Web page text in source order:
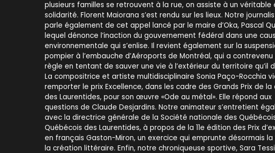
plusieurs familles se retrouvent à la rue, on assiste à un véritable
solidarité. Florent Maiorana s’est rendu sur les lieux. Notre
parle également de cet appel lancé par le maire d’Oka, Pascal
lequel dénonce l’inaction du gouvernement fédéral dans une
environnementale qui s’enlise. Il revient également sur la
pompier à l’embauche d’Aéroports de Montréal, qui a contrevenu
règle en tentant de sauver une vie à l’extérieur du territoire qu’il
La compositrice et artiste multidisciplinaire Sonia Paço-Rocchia
remporter le prix Excellence, dans les cadre des Grands Prix de la
des Laurentides, pour son œuvre «Ode au métal». Elle répond aux
questions de Claude Desjardins. Notre animateur s’entretient
avec la directrice générale de la Société nationale des
Québécois des Laurentides, à propos de la 11e édition des Prix
en français Gaston-Miron, un exercice qui emprunte désormais
la création littéraire. Enfin, notre chroniqueuse sportive, Sara